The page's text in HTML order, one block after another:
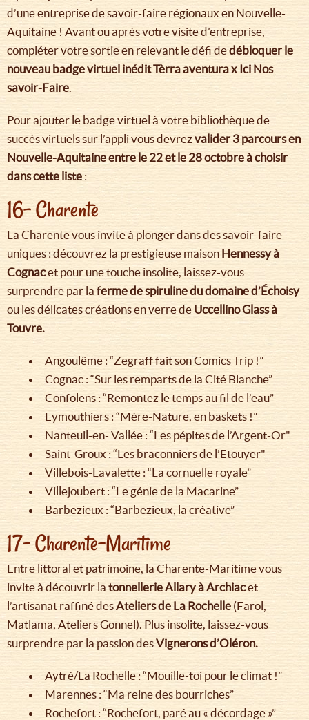
d’une entreprise de savoir-faire régionaux en Nouvelle-
Aquitaine ! Avant ou après votre visite d’entreprise,
compléter votre sortie en relevant le défi dedébloquer le
nouveau badge virtuel inédit Tèrra aventura x Ici Nos
savoir-Faire
Pour ajouter le badge virtuel à votre bibliothèque de
succès virtuels sur l’appli vous devrezvalider 3 parcours en
Nouvelle-Aquitaine entre le 22 et le 28 octobre à choisir
dans cette liste :
16- Charente
La Charente vous invite à plonger dans des savoir-faire
uniques : découvrez la prestigieuse maison Hennessy à
Cognacet pour une touche insolite, laissez-vous
surprendre par la ferme de spiruline du domaine d’Échoisy
ou les délicates créations en verre de Uccellino Glass à
Touvre.
Angoulême : “Zegraff fait son Comics Trip !”
Cognac : “Sur les remparts de la Cité Blanche”
Confolens : “Remontez le temps au fil de l’eau”
Eymouthiers : “Mère-Nature, en baskets !”
Nanteuil-en- Vallée : “Les pépites de l’Argent-Or"
Saint-Groux : “Les braconniers de l’Etouyer"
Villebois-Lavalette : “La cornuelle royale”
Villejoubert : “Le génie de la Macarine”
Barbezieux : “Barbezieux, la créative”
17- Charente-Maritime
Entre littoral et patrimoine, la Charente-Maritime vous
invite à découvrir latonnellerie Allary à Archiacet
l’artisanat raffiné desAteliers de La Rochelle (Farol,
Matlama, Ateliers Gonnel). Plus insolite, laissez-vous
surprendre par la passion desVignerons d’Oléron.
Aytré/La Rochelle : “Mouille-toi pour le climat !”
Marennes : “Ma reine des bourriches”
Rochefort : “Rochefort, paré au « décordage »”